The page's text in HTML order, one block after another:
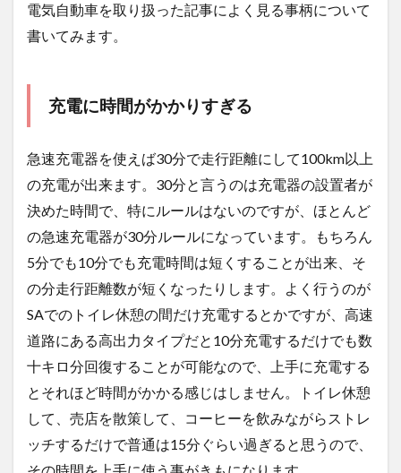
電気自動車を取り扱った記事によく見る事柄について
書いてみます。
充電に時間がかかりすぎる
急速充電器を使えば30分で走行距離にして100km以上
の充電が出来ます。30分と言うのは充電器の設置者が
決めた時間で、特にルールはないのですが、ほとんど
の急速充電器が30分ルールになっています。もちろん
5分でも10分でも充電時間は短くすることが出来、そ
の分走行距離数が短くなったりします。よく行うのが
SAでのトイレ休憩の間だけ充電するとかですが、高速
道路にある高出力タイプだと10分充電するだけでも数
十キロ分回復することが可能なので、上手に充電する
とそれほど時間がかかる感じはしません。トイレ休憩
して、売店を散策して、コーヒーを飲みながらストレ
ッチするだけで普通は15分ぐらい過ぎると思うので、